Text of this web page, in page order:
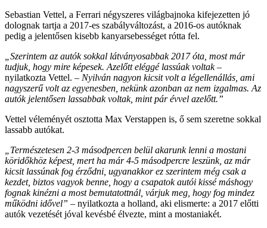
Sebastian Vettel, a Ferrari négyszeres világbajnoka kifejezetten jó
dolognak tartja a 2017-es szabályváltozást, a 2016-os autóknak
pedig a jelentősen kisebb kanyarsebességet rótta fel.
„Szerintem az autók sokkal látványosabbak 2017 óta, most már
tudjuk, hogy mire képesek. Azelőtt eléggé lassúak voltak–
nyilatkozta Vettel. – Nyilván nagyon kicsit volt a légellenállás, ami
nagyszerű volt az egyenesben, nekünk azonban az nem izgalmas. Az
autók jelentősen lassabbak voltak, mint pár évvel azelőtt.”
Vettel véleményét osztotta Max Verstappen is, ő sem szeretne sokkal
lassabb autókat.
„Természetesen 2-3 másodpercen belül akarunk lenni a mostani
köridőkhöz képest, mert ha már 4-5 másodpercre leszünk, az már
kicsit lassúnak fog érződni, ugyanakkor ez szerintem még csak a
kezdet, biztos vagyok benne, hogy a csapatok autói kissé máshogy
fognak kinézni a most bemutatottnál, várjuk meg, hogy fog mindez
működni idővel” – nyilatkozta a holland, aki elismerte: a 2017 előtti
autók vezetését jóval kevésbé élvezte, mint a mostaniakét.